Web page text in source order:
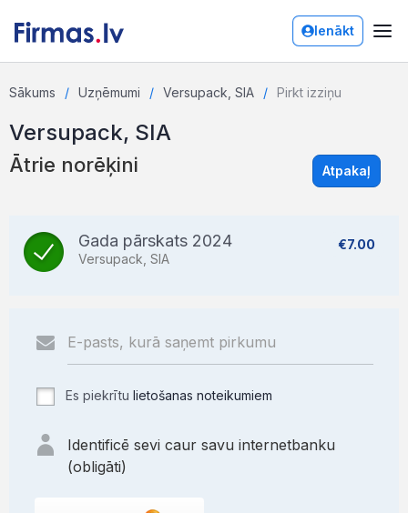
Ienākt
Sākums Uzņēmumi Versupack, SIA Pirkt izziņu
Versupack, SIA
Ātrie norēķini Atpakaļ
Gada pārskats 2024
Versupack, SIA
€7.00
Es piekrītu lietošanas noteikumiem
Identificē sevi caur savu internetbanku
(obligāti)